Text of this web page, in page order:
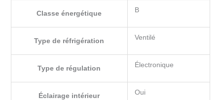
Classe énergétique B
Type de réfrigération Ventilé
Type de régulation Électronique
Éclairage intérieur Oui